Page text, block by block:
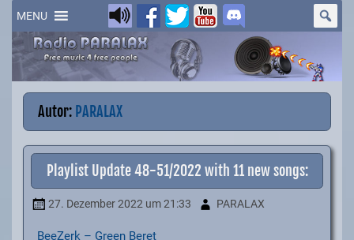
Skip
content
MENU
Autor: PARALAX
Playlist Update 48-51/2022 with 11 new songs:
27. Dezember 2022um 21:33 PARALAX
BeeZerk – Green Beret